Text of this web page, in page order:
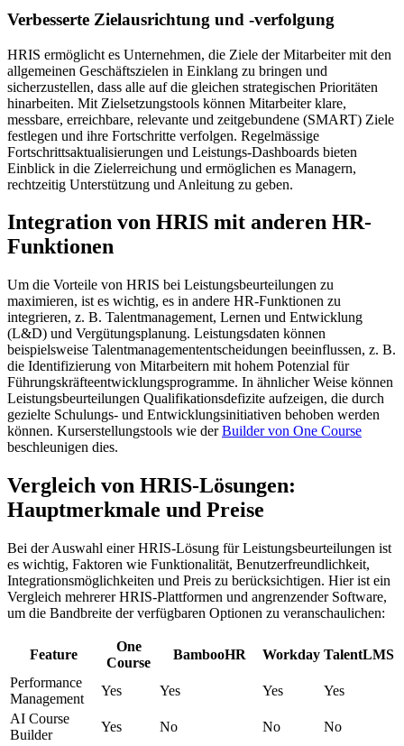
Verbesserte Zielausrichtung und -verfolgung
HRIS ermöglicht es Unternehmen, die Ziele der Mitarbeiter mit den
allgemeinen Geschäftszielen in Einklang zu bringen und
sicherzustellen, dass alle auf die gleichen strategischen Prioritäten
hinarbeiten. Mit Zielsetzungstools können Mitarbeiter klare,
messbare, erreichbare, relevante und zeitgebundene (SMART) Ziele
festlegen und ihre Fortschritte verfolgen. Regelmässige
Fortschrittsaktualisierungen und Leistungs-Dashboards bieten
Einblick in die Zielerreichung und ermöglichen es Managern,
rechtzeitig Unterstützung und Anleitung zu geben.
Integration von HRIS mit anderen HR-
Funktionen
Um die Vorteile von HRIS bei Leistungsbeurteilungen zu
maximieren, ist es wichtig, es in andere HR-Funktionen zu
integrieren, z. B. Talentmanagement, Lernen und Entwicklung
(L&D) und Vergütungsplanung. Leistungsdaten können
beispielsweise Talentmanagemententscheidungen beeinflussen, z. B.
die Identifizierung von Mitarbeitern mit hohem Potenzial für
Führungskräfteentwicklungsprogramme. In ähnlicher Weise können
Leistungsbeurteilungen Qualifikationsdefizite aufzeigen, die durch
gezielte Schulungs- und Entwicklungsinitiativen behoben werden
können. Kurserstellungstools wie derBuilder von One Course
beschleunigen dies.
Vergleich von HRIS-Lösungen:
Hauptmerkmale und Preise
Bei der Auswahl einer HRIS-Lösung für Leistungsbeurteilungen ist
es wichtig, Faktoren wie Funktionalität, Benutzerfreundlichkeit,
Integrationsmöglichkeiten und Preis zu berücksichtigen. Hier ist ein
Vergleich mehrerer HRIS-Plattformen und angrenzender Software,
um die Bandbreite der verfügbaren Optionen zu veranschaulichen:
Feature
One
Course
BambooHR Workday TalentLMS
Performance
Management
Yes Yes Yes
Yes
AI Course
Builder
Yes No No
No